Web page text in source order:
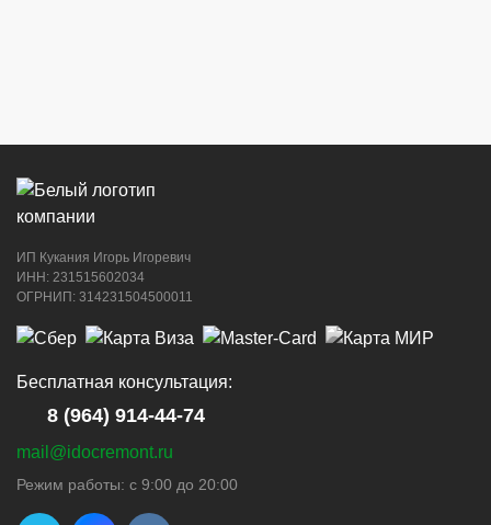
г. Новороссийск, ул. Котанова, 4
8 (964) 914-44-74
8 (964) 914-44-74
ИП Кукания Игорь Игоревич
ИНН: 231515602034
ОГРНИП: 314231504500011
Бесплатная консультация:
8 (964) 914-44-74
mail@idocremont.ru
Режим работы: с 9:00 до 20:00